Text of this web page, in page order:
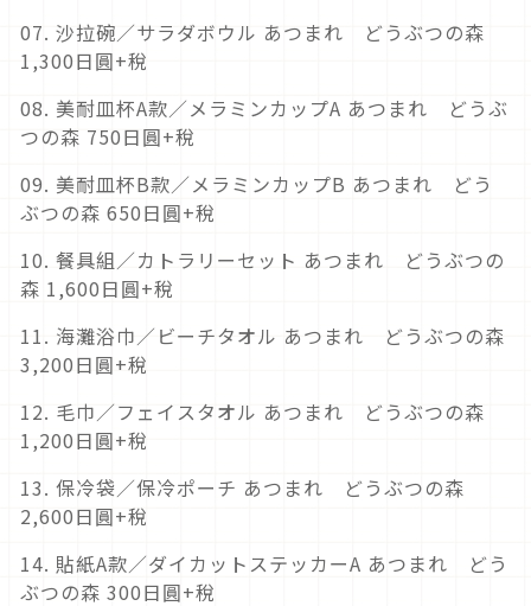
07. 沙拉碗／サラダボウル あつまれ どうぶつの森
1,300日圓+稅
08. 美耐皿杯A款／メラミンカップA あつまれ どうぶ
つの森 750日圓+稅
09. 美耐皿杯B款／メラミンカップB あつまれ どう
ぶつの森 650日圓+稅
10. 餐具組／カトラリーセット あつまれ どうぶつの
森 1,600日圓+稅
11. 海灘浴巾／ビーチタオル あつまれ どうぶつの森
3,200日圓+稅
12. 毛巾／フェイスタオル あつまれ どうぶつの森
1,200日圓+稅
13. 保冷袋／保冷ポーチ あつまれ どうぶつの森
2,600日圓+稅
14. 貼紙A款／ダイカットステッカーA あつまれ どう
ぶつの森 300日圓+稅